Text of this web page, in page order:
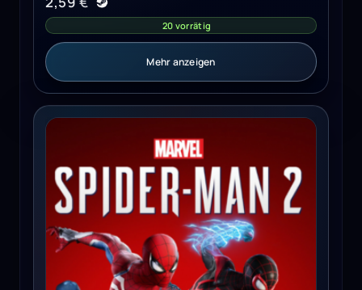
20 vorrätig
Mehr anzeigen
Marvel's Spider-Man 2 - PS5 - Global